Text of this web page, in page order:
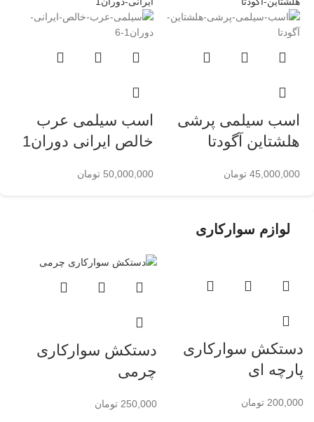
اسب سیلمی پرشی
هلشتاین آگودتا
45,000,000 تومان
اسب سیلمی عرب
خالص ایرانی دوران1
50,000,000 تومان
لوازم سوارکاری
دستکش سوارکاری
پارچه ای
200,000 تومان
دستکش سوارکاری
چرمی
250,000 تومان